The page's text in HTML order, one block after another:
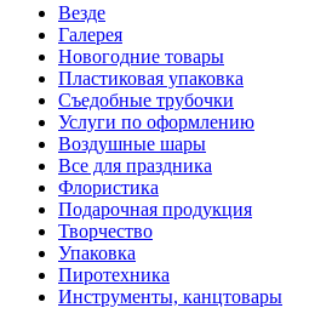
Везде
Галерея
Новогодние товары
Пластиковая упаковка
Съедобные трубочки
Услуги по оформлению
Воздушные шары
Все для праздника
Флористика
Подарочная продукция
Творчество
Упаковка
Пиротехника
Инструменты, канцтовары